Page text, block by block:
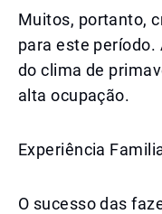
Muitos, portanto,
para este período.
do clima de
alta ocupação.
Experiência
O sucesso das